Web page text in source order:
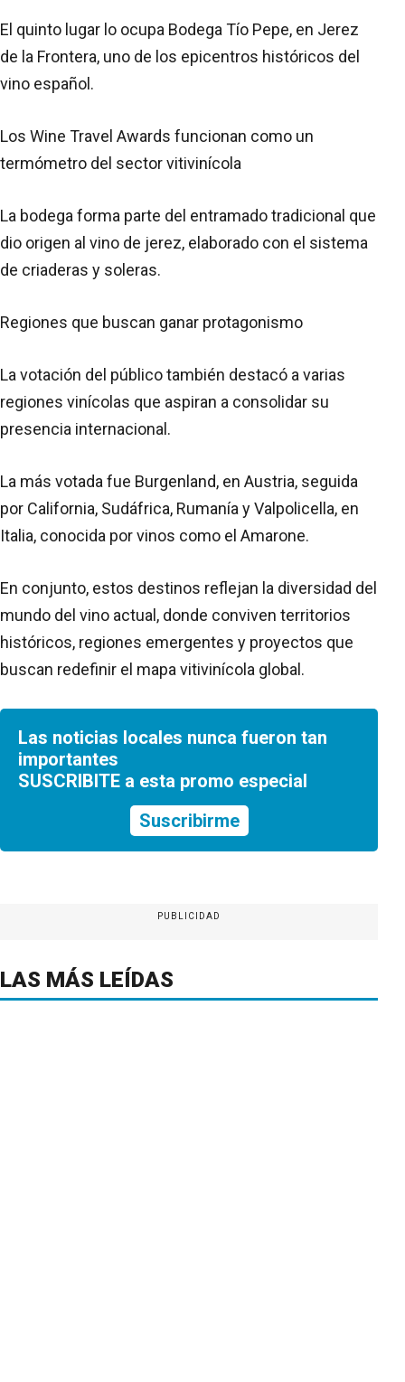
El quinto lugar lo ocupa Bodega Tío Pepe, en Jerez
de la Frontera, uno de los epicentros históricos del
vino español.
Los Wine Travel Awards funcionan como un
termómetro del sector vitivinícola
La bodega forma parte del entramado tradicional que
dio origen al vino de jerez, elaborado con el sistema
de criaderas y soleras.
Regiones que buscan ganar protagonismo
La votación del público también destacó a varias
regiones vinícolas que aspiran a consolidar su
presencia internacional.
La más votada fue Burgenland, en Austria, seguida
por California, Sudáfrica, Rumanía y Valpolicella, en
Italia, conocida por vinos como el Amarone.
En conjunto, estos destinos reflejan la diversidad del
mundo del vino actual, donde conviven territorios
históricos, regiones emergentes y proyectos que
buscan redefinir el mapa vitivinícola global.
Las noticias locales nunca fueron tan
importantes
SUSCRIBITE a esta promo especial
Suscribirme
PUBLICIDAD
LAS MÁS LEÍDAS